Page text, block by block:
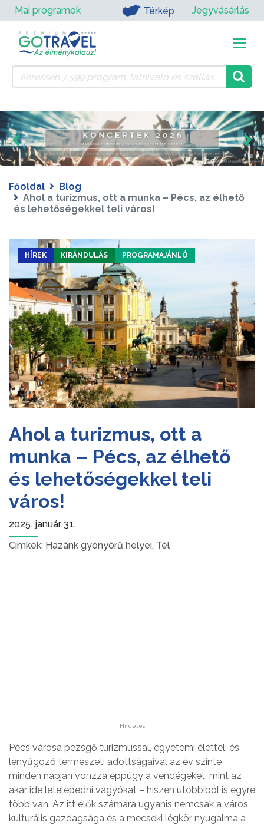
Mai programok Térkép Jegyvásárlás
Főoldal
Blog
Ahol a turizmus, ott a munka – Pécs, az élhető
és lehetőségekkel teli város!
HÍREK KIRÁNDULÁS PROGRAMAJÁNLÓ
Ahol a turizmus, ott a
munka – Pécs, az élhető
és lehetőségekkel teli
város!
2025. január 31.
Címkék: Hazánk gyönyörű helyei, Tél
Hirdetés
Pécs városa pezsgő turizmussal, egyetemi élettel, és
lenyűgöző természeti adottságaival az év szinte
minden napján vonzza éppúgy a vendégeket, mint az
akár ide letelepedni vágyókat – hiszen utóbbiból is egyre
több van. Az itt élők számára ugyanis nemcsak a város
kulturális gazdagsága és a mecseki légkör nyugalma a